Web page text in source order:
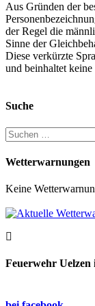
Aus Gründen der
der Regel die
Sinne der
Diese verkürzte
und beinhaltet keine
Suche
Suchen nach:
Wetterwarnungen
Keine
Feuerwehr Uelzen